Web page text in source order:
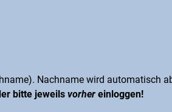
Nachname wird automatisch
bitte jeweils vorher einloggen!